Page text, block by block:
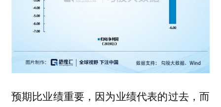
预期比业绩重要，因为业绩代表的过去，而